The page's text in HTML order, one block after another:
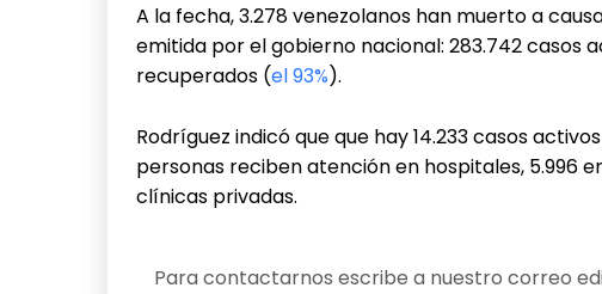
A la fecha, 3.278 venezolanos han muerto a
emitida por el gobierno nacional: 283.742 casos
recuperados (el 93%).
Rodríguez indicó que que hay 14.233 casos
personas reciben atención en hospitales, 5.996
clínicas privadas.
Para contactarnos escribe a nuestro correo